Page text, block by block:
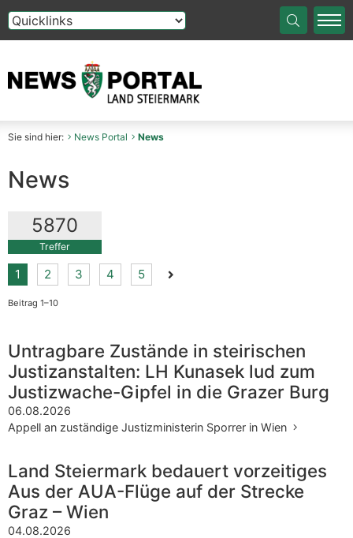
Die Auswahl einer Option im Select-Element führt auf
Sie sind hier: News Portal News
News
5870
Treffer
1 2 3 4 5 Nächste Seite der
Beitrag 1–10
Untragbare Zustände in steirischen
Justizanstalten: LH Kunasek lud zum
Justizwache-Gipfel in die Grazer Burg
06.08.2026
Appell an zuständige Justizministerin Sporrer in Wien
Land Steiermark bedauert vorzeitiges
Aus der AUA-Flüge auf der Strecke
Graz – Wien
04.08.2026